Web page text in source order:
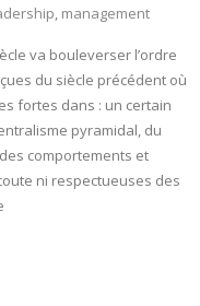
, management
va bouleverser l’ordre
du siècle précédent où
fortes dans : un certain
pyramidal, du
comportements et
ni respectueuses des